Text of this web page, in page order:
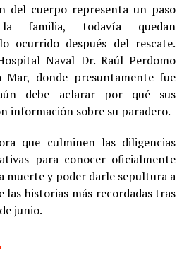
del cuerpo representa un paso
familia, todavía quedan
ocurrido después del rescate.
Naval Dr. Raúl Perdomo
donde presuntamente fue
debe aclarar por qué sus
información sobre su paradero.
que culminen las diligencias
para conocer oficialmente
muerte y poder darle sepultura a
las historias más recordadas tras
junio.